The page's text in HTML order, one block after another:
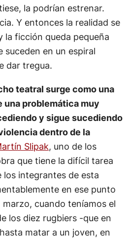
la podrían estrenar.
Y entonces la realidad se
la ficción queda pequeña
suceden en un espiral
dar tregua.
teatral surge como una
una problemática muy
y sigue sucediendo
dentro de la
Slipak, uno de los
que tiene la difícil tarea
los integrantes de esta
en ese punto
marzo, cuando teníamos el
los diez rugbiers -que en
matar a un joven, en